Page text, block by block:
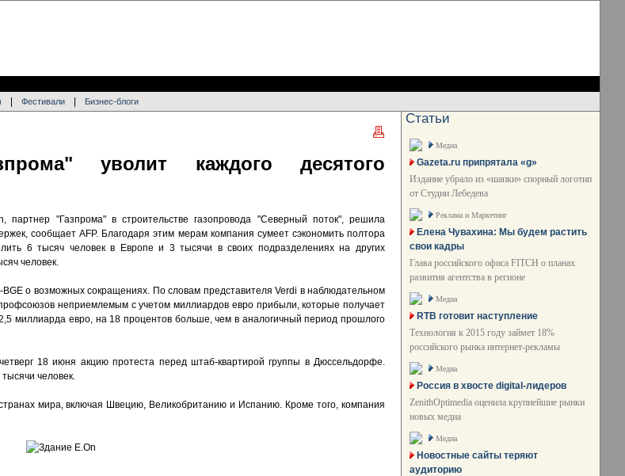
Фестивали Бизнес-блоги
уволит каждого десятого
партнер "Газпрома" в строительстве газопровода "Северный поток", решила
сообщает AFP. Благодаря этим мерам компания сумеет сэкономить полтора
6 тысяч человек в Европе и 3 тысячи в своих подразделениях на других
человек.
о возможных сокращениях. По словам представителя Verdi в наблюдательном
неприемлемым с учетом миллиардов евро прибыли, которые получает
миллиарда евро, на 18 процентов больше, чем в аналогичный период прошлого
18 июня акцию протеста перед штаб-квартирой группы в Дюссельдорфе.
человек.
странах мира, включая Швецию, Великобританию и Испанию. Кроме того, компания
Статьи
Медиа
Gazeta.ru припрятала «g»
Издание убрало из «шапки» спорный логотип
от Студии Лебедева
Реклама и Маркетинг
Елена Чувахина: Мы будем растить
свои кадры
Глава российского офиса FITCH о планах
развития агентства в регионе
Медиа
RTB готовит наступление
Технология к 2015 году займет 18%
российского рынка интернет-рекламы
Медиа
Россия в хвосте digital-лидеров
ZenithOptimedia оценила крупнейшие рынки
новых медиа
Медиа
Новостные сайты теряют
аудиторию